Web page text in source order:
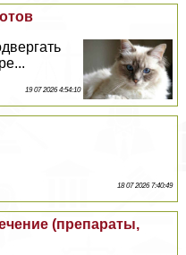
19 07 2026 4:54:10
18 07 2026 7:40:49
(препараты,